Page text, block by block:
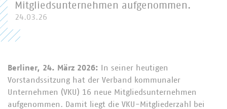
Mitgliedsunternehmen aufgenommen.
24.03.26
Berliner, 24. März 2026:
In seiner heutigen
Vorstandssitzung hat der Verband kommunaler
Unternehmen (VKU) 16 neue Mitgliedsunternehmen
aufgenommen. Damit liegt die VKU-Mitgliederzahl bei